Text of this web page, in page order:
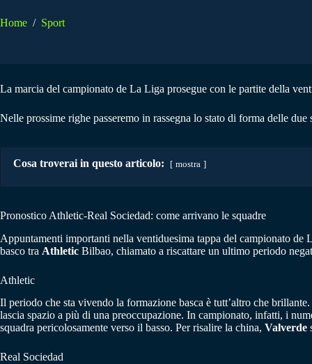
Home / Sport
La marcia del campionato de La Liga prosegue con le partite della
Nelle prossime righe passeremo in rassegna lo stato di forma delle due
Cosa troverai in questo articolo: mostra
Pronostico Athletic-Real Sociedad: come arrivano le squadre
Appuntamenti importanti nella ventiduesima tappa del campionato de
basco tra Athletic Bilbao, chiamato a riscattare un ultimo periodo
Athletic
Il periodo che sta vivendo la formazione basca è tutt’altro che
lascia spazio a più di una preoccupazione. In campionato, infatti, i
squadra pericolosamente verso il basso. Per risalire la china, Valverde
Real Sociedad